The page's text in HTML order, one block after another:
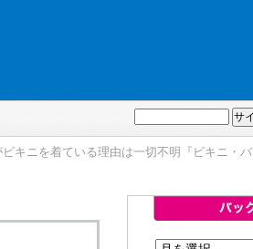
キニを着ている理由は一切不明『ビキニ・バ